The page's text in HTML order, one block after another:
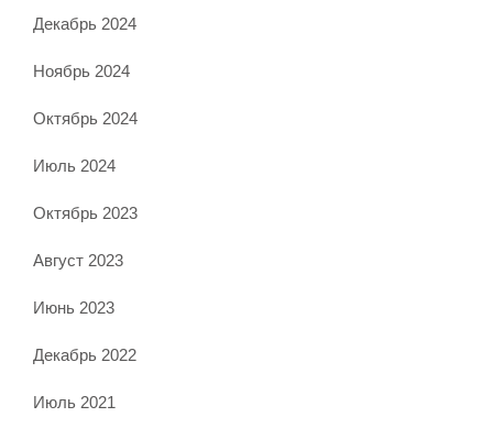
Декабрь 2024
Ноябрь 2024
Октябрь 2024
Июль 2024
Октябрь 2023
Август 2023
Июнь 2023
Декабрь 2022
Июль 2021